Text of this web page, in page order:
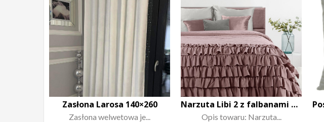
Zasłona Larosa 140×260
Zasłona welwetowa je...
Narzuta Libi 2 z falbanami brudny róż
Opis towaru: Narzuta...